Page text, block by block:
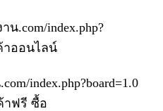
น.com/index.php?
าออนไลน์
index.php?board=1.0
ฟรี ซื้อ